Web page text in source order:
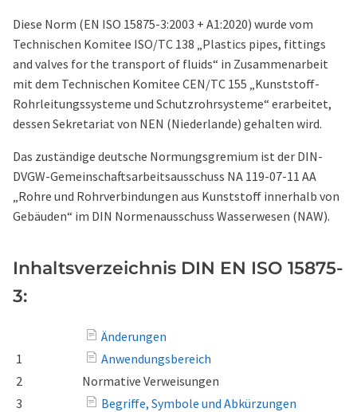
Diese Norm (EN ISO 15875-3:2003 + A1:2020) wurde vom
Technischen Komitee ISO/TC 138 „Plastics pipes, fittings
and valves for the transport of fluids“ in Zusammenarbeit
mit dem Technischen Komitee CEN/TC 155 „Kunststoff-
Rohrleitungssysteme und Schutzrohrsysteme“ erarbeitet,
dessen Sekretariat von NEN (Niederlande) gehalten wird.
Das zuständige deutsche Normungsgremium ist der DIN-
DVGW-Gemeinschaftsarbeitsausschuss NA 119-07-11 AA
„Rohre und Rohrverbindungen aus Kunststoff innerhalb von
Gebäuden“ im DIN Normenausschuss Wasserwesen (NAW).
Inhaltsverzeichnis DIN EN ISO 15875-
3:
Änderungen
1
Anwendungsbereich
2
Normative Verweisungen
3
Begriffe, Symbole und Abkürzungen